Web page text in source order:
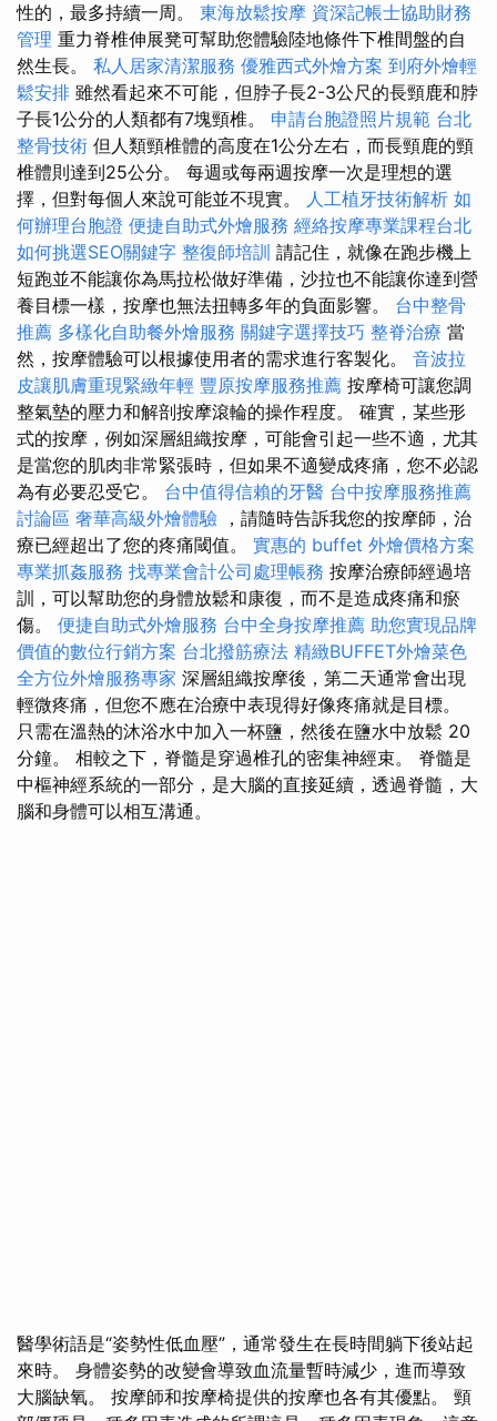
性的，最多持續一周。 東海放鬆按摩 資深記帳士協助財務
管理 重力脊椎伸展凳可幫助您體驗陸地條件下椎間盤的自
然生長。 私人居家清潔服務 優雅西式外燴方案 到府外燴輕
鬆安排 雖然看起來不可能，但脖子長2-3公尺的長頸鹿和脖
子長1公分的人類都有7塊頸椎。 申請台胞證照片規範 台北
整骨技術 但人類頸椎體的高度在1公分左右，而長頸鹿的頸
椎體則達到25公分。 每週或每兩週按摩一次是理想的選
擇，但對每個人來說可能並不現實。 人工植牙技術解析 如
何辦理台胞證 便捷自助式外燴服務 經絡按摩專業課程台北
如何挑選SEO關鍵字 整復師培訓 請記住，就像在跑步機上
短跑並不能讓你為馬拉松做好準備，沙拉也不能讓你達到營
養目標一樣，按摩也無法扭轉多年的負面影響。 台中整骨
推薦 多樣化自助餐外燴服務 關鍵字選擇技巧 整脊治療 當
然，按摩體驗可以根據使用者的需求進行客製化。 音波拉
皮讓肌膚重現緊緻年輕 豐原按摩服務推薦 按摩椅可讓您調
整氣墊的壓力和解剖按摩滾輪的操作程度。 確實，某些形
式的按摩，例如深層組織按摩，可能會引起一些不適，尤其
是當您的肌肉非常緊張時，但如果不適變成疼痛，您不必認
為有必要忍受它。 台中值得信賴的牙醫 台中按摩服務推薦
討論區 奢華高級外燴體驗 ，請隨時告訴我您的按摩師，治
療已經超出了您的疼痛閾值。 實惠的 buffet 外燴價格方案
專業抓姦服務 找專業會計公司處理帳務 按摩治療師經過培
訓，可以幫助您的身體放鬆和康復，而不是造成疼痛和瘀
傷。 便捷自助式外燴服務 台中全身按摩推薦 助您實現品牌
價值的數位行銷方案 台北撥筋療法 精緻BUFFET外燴菜色
全方位外燴服務專家 深層組織按摩後，第二天通常會出現
輕微疼痛，但您不應在治療中表現得好像疼痛就是目標。
只需在溫熱的沐浴水中加入一杯鹽，然後在鹽水中放鬆 20
分鐘。 相較之下，脊髓是穿過椎孔的密集神經束。 脊髓是
中樞神經系統的一部分，是大腦的直接延續，透過脊髓，大
腦和身體可以相互溝通。
醫學術語是“姿勢性低血壓”，通常發生在長時間躺下後站起
來時。 身體姿勢的改變會導致血流量暫時減少，進而導致
大腦缺氧。 按摩師和按摩椅提供的按摩也各有其優點。 頸